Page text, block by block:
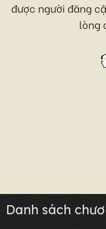
được người đăng
lòng
Danh sách